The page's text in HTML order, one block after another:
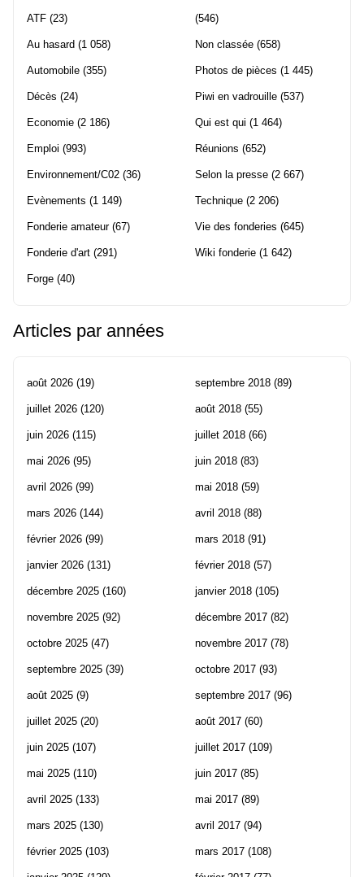
ATF (23)
Au hasard (1 058)
Automobile (355)
Décès (24)
Economie (2 186)
Emploi (993)
Environnement/C02 (36)
Evènements (1 149)
Fonderie amateur(67)
Fonderie d'art (291)
Forge (40)
(546)
Non classée (658)
Photos de pièces (1 445)
Piwi en vadrouille (537)
Qui est qui (1 464)
Réunions (652)
Selon la presse (2 667)
Technique (2 206)
Vie des fonderies (645)
Wiki fonderie (1 642)
Articles par années
août 2026 (19)
juillet 2026 (120)
juin 2026 (115)
mai 2026 (95)
avril 2026 (99)
mars 2026 (144)
février 2026 (99)
janvier 2026 (131)
décembre 2025 (160)
novembre 2025 (92)
octobre 2025 (47)
septembre 2025 (39)
août 2025 (9)
juillet 2025 (20)
juin 2025 (107)
mai 2025 (110)
avril 2025 (133)
mars 2025 (130)
février 2025 (103)
septembre 2018 (89)
août 2018 (55)
juillet 2018 (66)
juin 2018 (83)
mai 2018 (59)
avril 2018 (88)
mars 2018 (91)
février 2018 (57)
janvier 2018 (105)
décembre 2017 (82)
novembre 2017 (78)
octobre 2017 (93)
septembre 2017 (96)
août 2017 (60)
juillet 2017 (109)
juin 2017 (85)
mai 2017 (89)
avril 2017 (94)
mars 2017 (108)